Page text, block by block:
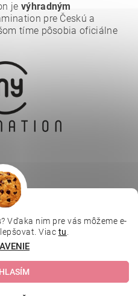
je výhradným
pre Českú a
tíme pôsobia oficiálne
| Online kosmetické kurzy |
Ella Baché
Upraviť nastavenie cookies
Vďaka nim pre vás môžeme e-
Viac tu